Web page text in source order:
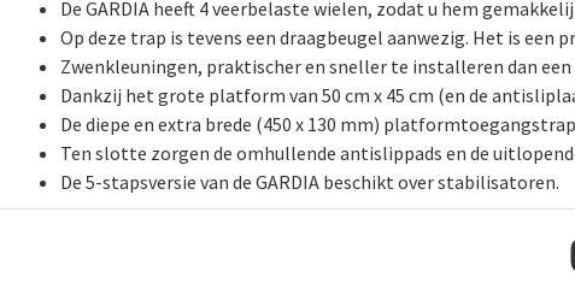
De GARDIA heeft 4 veerbelaste wielen, zodat u hem
Op deze trap is tevens een draagbeugel aanwezig. Het is
Zwenkleuningen, praktischer en sneller te installeren dan
Dankzij het grote platform van 50 cm x 45 cm (en de
De diepe en extra brede (450 x 130 mm)
Ten slotte zorgen de omhullende antislippads en de
De 5-stapsversie van de GARDIA beschikt over stabilisatoren.